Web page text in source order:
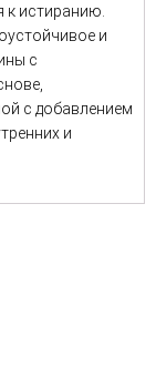
к истиранию.
и
с
с добавлением
и